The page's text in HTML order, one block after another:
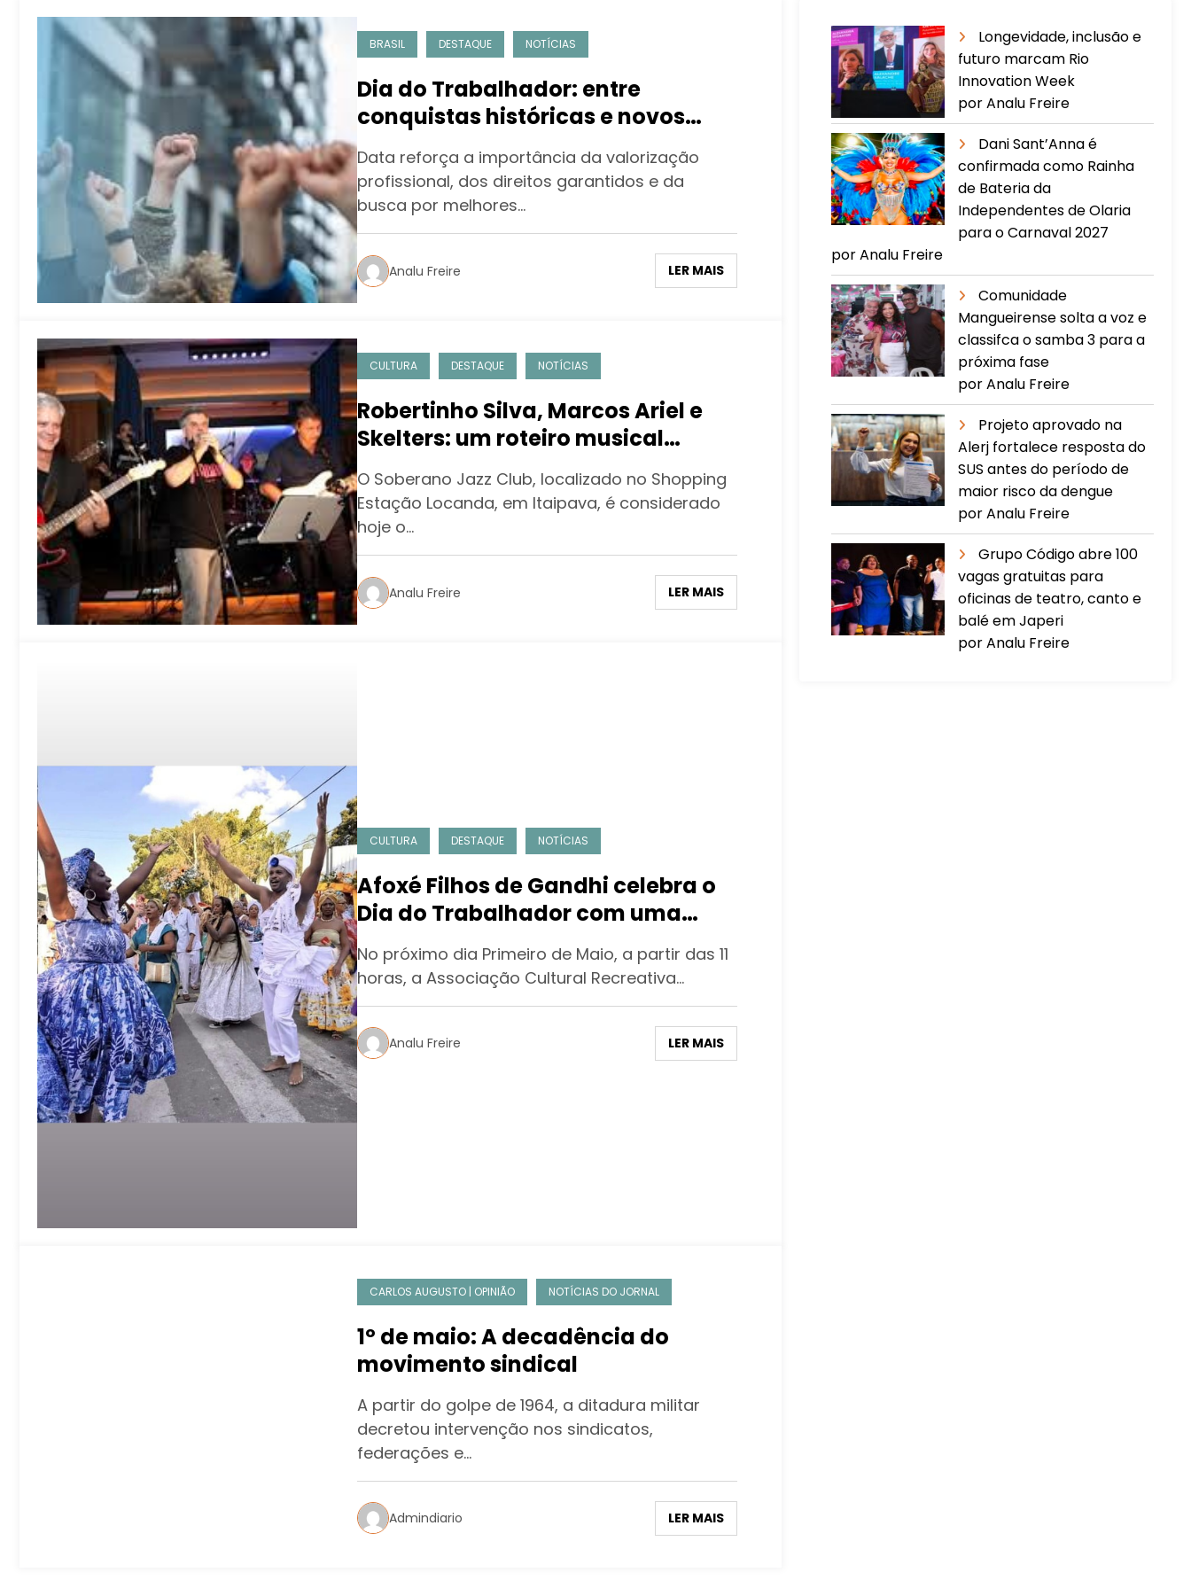
BRASIL DESTAQUE NOTÍCIAS
Dia do Trabalhador: entre
conquistas históricas e novos
desafios do presente
Data reforça a importância da valorização
profissional, dos direitos garantidos e da
busca por melhores…
Analu Freire LER MAIS
CULTURA DESTAQUE NOTÍCIAS
Robertinho Silva, Marcos Ariel e
Skelters: um roteiro musical
especial para o feriadão de 1º de
Maio em Itaipava
O Soberano Jazz Club, localizado no Shopping
Estação Locanda, em Itaipava, é considerado
hoje o…
Analu Freire LER MAIS
CULTURA DESTAQUE NOTÍCIAS
Afoxé Filhos de Gandhi celebra o
Dia do Trabalhador com uma
grande festa
No próximo dia Primeiro de Maio, a partir das 11
horas, a Associação Cultural Recreativa…
Analu Freire LER MAIS
CARLOS AUGUSTO | OPINIÃO NOTÍCIAS DO JORNAL
1º de maio: A decadência do
movimento sindical
A partir do golpe de 1964, a ditadura militar
decretou intervenção nos sindicatos,
federações e…
Admindiario LER MAIS
Longevidade, inclusão e
futuro marcam Rio
Innovation Week
por Analu Freire
Dani Sant’Anna é
confirmada como Rainha
de Bateria da
Independentes de Olaria
para o Carnaval 2027
por Analu Freire
Comunidade
Mangueirense solta a voz e
classifca o samba 3 para a
próxima fase
por Analu Freire
Projeto aprovado na
Alerj fortalece resposta do
SUS antes do período de
maior risco da dengue
por Analu Freire
Grupo Código abre 100
vagas gratuitas para
oficinas de teatro, canto e
balé em Japeri
por Analu Freire